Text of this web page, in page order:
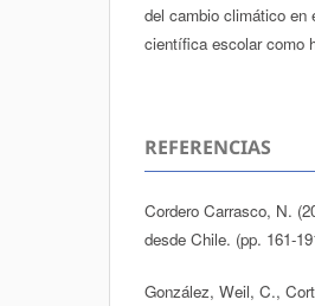
del cambio climático en
científica escolar como
REFERENCIAS
Cordero Carrasco, N.
desde Chile. (pp. 161-
González, Weil, C.,